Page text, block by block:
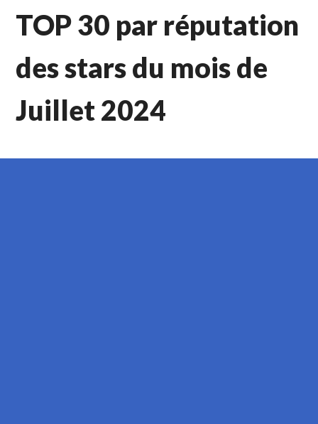
TOP 30 par réputation
des stars du mois de
Juillet 2024